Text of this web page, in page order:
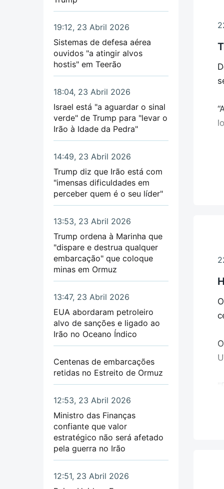
19:12, 23 Abril 2026
Sistemas de defesa aérea
ouvidos "a atingir alvos
hostis" em Teerão
18:04, 23 Abril 2026
Israel está "a aguardar o sinal
verde" de Trump para "levar o
Irão à Idade da Pedra"
14:49, 23 Abril 2026
Trump diz que Irão está com
"imensas dificuldades em
perceber quem é o seu líder"
13:53, 23 Abril 2026
Trump ordena à Marinha que
"dispare e destrua qualquer
embarcação" que coloque
minas em Ormuz
13:47, 23 Abril 2026
EUA abordaram petroleiro
alvo de sanções e ligado ao
Irão no Oceano Índico
Centenas de embarcações
retidas no Estreito de Ormuz
12:53, 23 Abril 2026
Ministro das Finanças
confiante que valor
estratégico não será afetado
pela guerra no Irão
12:51, 23 Abril 2026